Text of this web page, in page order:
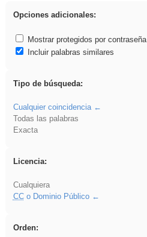
Opciones adicionales:
Mostrar protegidos por contraseña
Incluir palabras similares
Tipo de búsqueda:
Cualquier coincidencia
Todas las palabras
Exacta
Licencia:
Cualquiera
CCo Dominio Público
Orden: